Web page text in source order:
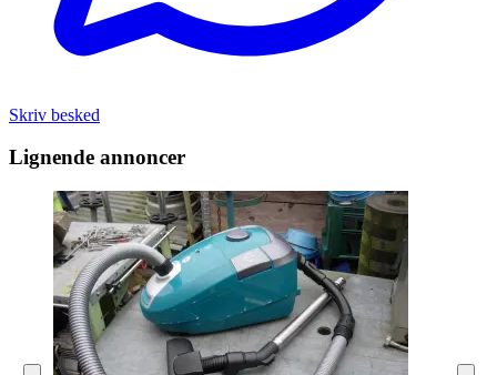
Skriv besked
Lignende annoncer